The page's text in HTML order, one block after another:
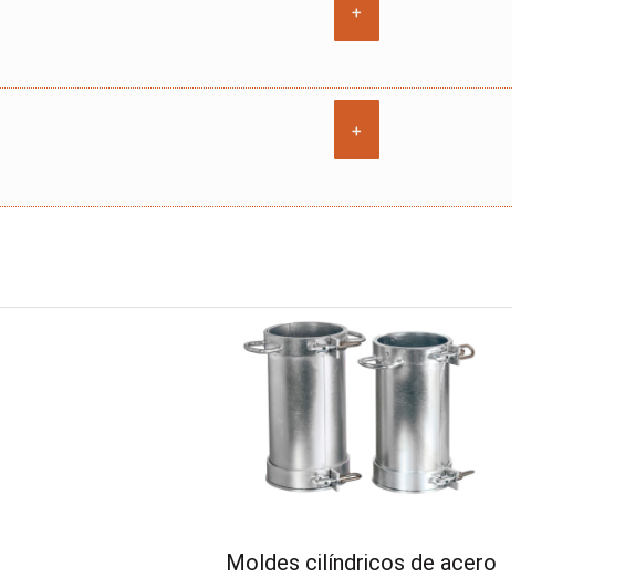
+
+
Moldes cilíndricos de acero